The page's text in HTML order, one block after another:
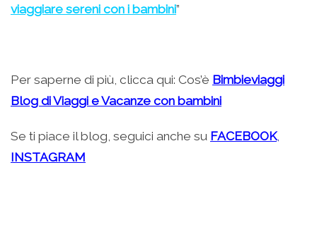
viaggiare sereni con i bambini”
Per saperne di più, clicca qui: Cos’è Bimbieviaggi
Blog di Viaggi e Vacanze con bambini
Se ti piace il blog, seguici anche su FACEBOOK,
INSTAGRAM